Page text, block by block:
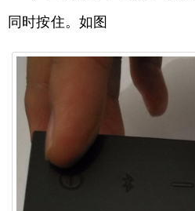
同时按住。如图